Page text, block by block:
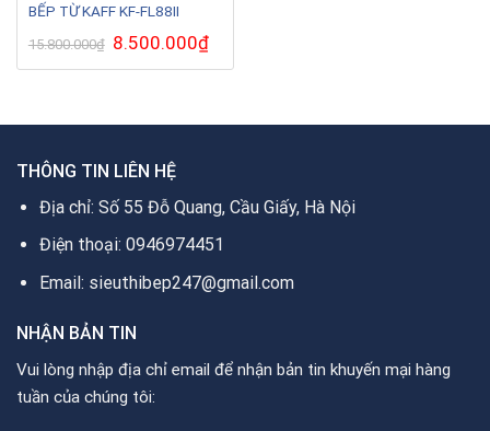
BẾP TỪ KAFF KF-FL88II
15.800.000₫ Giá
gốc
là:
8.500.000₫Giá
hiện
tại
THÔNG TIN LIÊN HỆ
Địa chỉ: Số 55 Đỗ Quang, Cầu Giấy, Hà Nội
Điện thoại: 0946974451
Email: sieuthibep247@gmail.com
NHẬN BẢN TIN
Vui lòng nhập địa chỉ email để nhận bản tin khuyến mại hàng
tuần của chúng tôi: